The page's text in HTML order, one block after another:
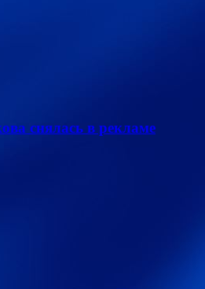
снялась в рекламе